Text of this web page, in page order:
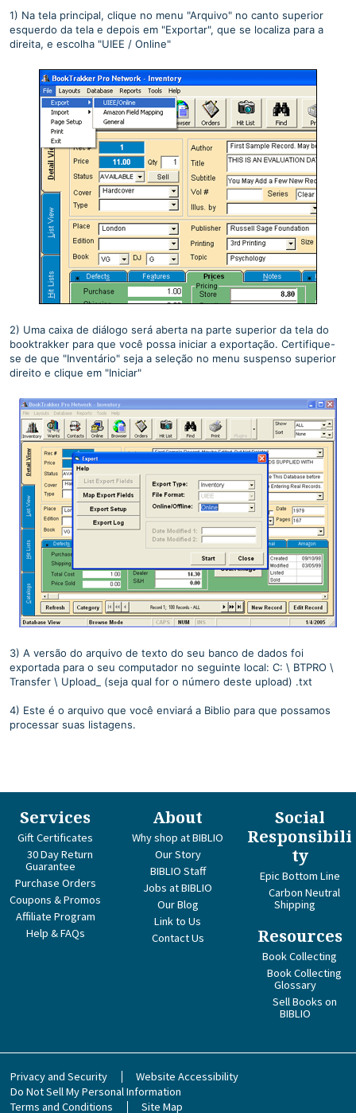
1) Na tela principal, clique no menu "Arquivo" no canto superior
esquerdo da tela e depois em "Exportar", que se localiza para a
direita, e escolha "UIEE / Online"
2) Uma caixa de diálogo será aberta na parte superior da tela do
booktrakker para que você possa iniciar a exportação. Certifique-
se de que "Inventário" seja a seleção no menu suspenso superior
direito e clique em "Iniciar"
3) A versão do arquivo de texto do seu banco de dados foi
exportada para o seu computador no seguinte local: C: \ BTPRO \
Transfer \ Upload_ (seja qual for o número deste upload) .txt
4) Este é o arquivo que você enviará a Biblio para que possamos
processar suas listagens.
Services
Gift Certificates
30 Day Return
Guarantee
Purchase Orders
Coupons & Promos
Affiliate Program
Help & FAQs
About
Why shop at BIBLIO
Our Story
BIBLIO Staff
Jobs at BIBLIO
Our Blog
Link to Us
Contact Us
Social
Responsibili
ty
Epic Bottom Line
Carbon Neutral
Shipping
Resources
Book Collecting
Book Collecting
Glossary
Sell Books on
BIBLIO
Privacy and Security
Website Accessibility
Do Not Sell My Personal Information
Terms and Conditions
Site Map